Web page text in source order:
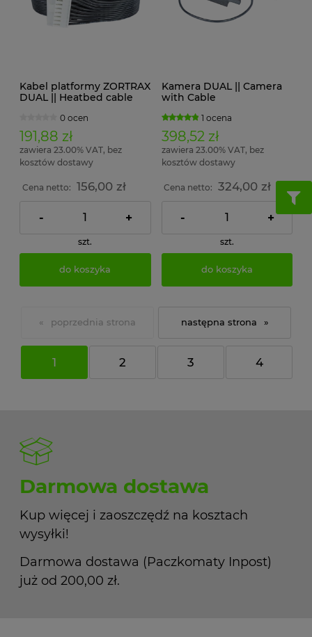
Kabel platformy ZORTRAX
DUAL || Heatbed cable
0 ocen
191,88 zł
zawiera 23.00% VAT, bez
kosztów dostawy
Cena netto: 156,00 zł
- +
szt.
do koszyka
Kamera DUAL || Camera
with Cable
1 ocena
398,52 zł
zawiera 23.00% VAT, bez
kosztów dostawy
Cena netto: 324,00 zł
- +
szt.
do koszyka
«
1 2 3 4
»
Darmowa dostawa
Kup więcej i zaoszczędź na kosztach
wysyłki!
Darmowa dostawa (Paczkomaty Inpost)
już od 200,00 zł.